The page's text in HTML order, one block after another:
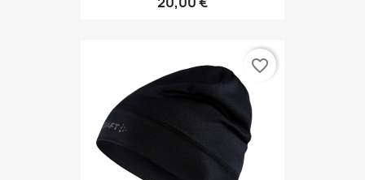
favorite_border